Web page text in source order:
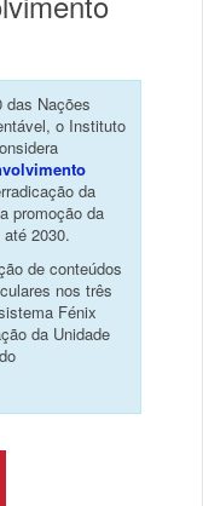
das Nações
o Instituto
da
promoção da
2030.
de conteúdos
nos três
Fénix
da Unidade